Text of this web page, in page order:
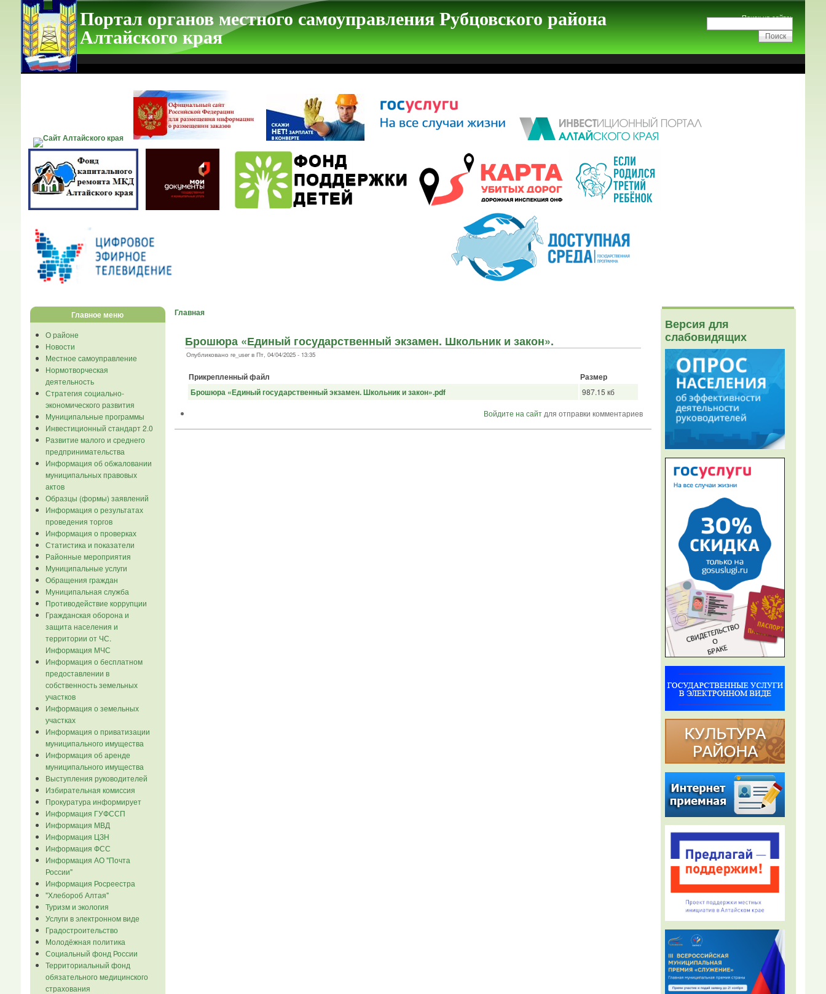
Портал органов местного самоуправления Рубцовского района
Алтайского края
Поиск на сайте:
Главное меню
О районе
Новости
Местное самоуправление
Нормотворческая
деятельность
Стратегия социально-
экономического развития
Муниципальные программы
Инвестиционный стандарт 2.0
Развитие малого и среднего
предпринимательства
Информация об обжаловании
муниципальных правовых
актов
Образцы (формы) заявлений
Информация о результатах
проведения торгов
Информация о проверках
Статистика и показатели
Районные мероприятия
Муниципальные услуги
Обращения граждан
Муниципальная служба
Противодействие коррупции
Гражданская оборона и
защита населения и
территории от ЧС.
Информация МЧС
Информация о бесплатном
предоставлении в
собственность земельных
участков
Информация о земельных
участках
Информация о приватизации
муниципального имущества
Информация об аренде
муниципального имущества
Выступления руководителей
Избирательная комиссия
Прокуратура информирует
Информация ГУФССП
Информация МВД
Информация ЦЗН
Информация ФСС
Информация АО "Почта
России"
Информация Росреестра
"Хлебороб Алтая"
Туризм и экология
Услуги в электронном виде
Градостроительство
Молодёжная политика
Социальный фонд России
Территориальный фонд
обязательного медицинского
страхования
Главная
Брошюра «Единый государственный экзамен. Школьник и закон».
Опубликовано re_user в Пт, 04/04/2025 - 13:35
Прикрепленный файл
Размер
Брошюра «Единый государственный экзамен. Школьник и закон».pdf
987.15 кб
Войдите на сайтдля отправки комментариев
Версия для
слабовидящих